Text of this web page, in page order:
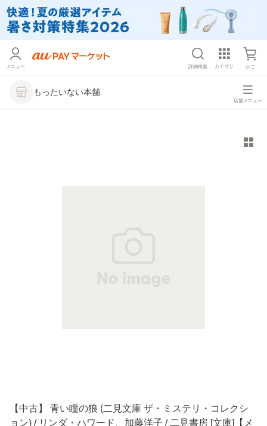
メニュー 詳細検索 カテゴリ かご
もったいない本舗
店舗メニュー
【中古】 青い瞳の狼 (二見文庫 ザ・ミステリ・コレクシ
ョン) / リンダ・ハワード、加藤洋子 / 二見書房 [文庫]【メ